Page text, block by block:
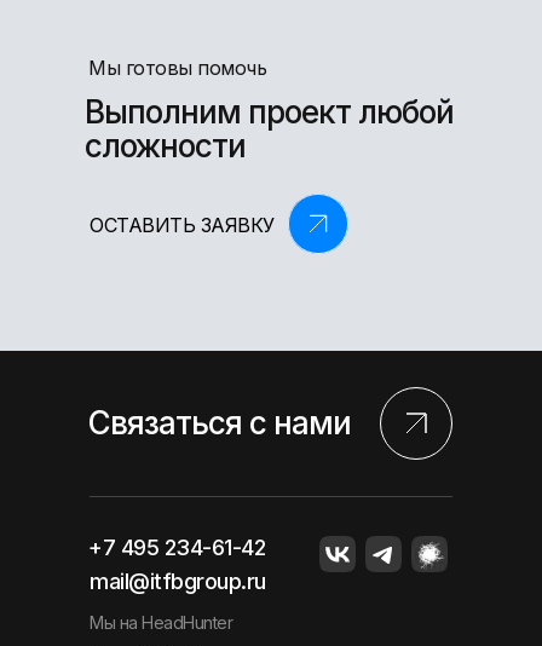
Выполним проект любой
сложности
Мы готовы помочь
ОСТАВИТЬ ЗАЯВКУ
Связаться с нами
Мы на HeadHunter
mail@itfbgroup.ru
+7 495 234-61-42